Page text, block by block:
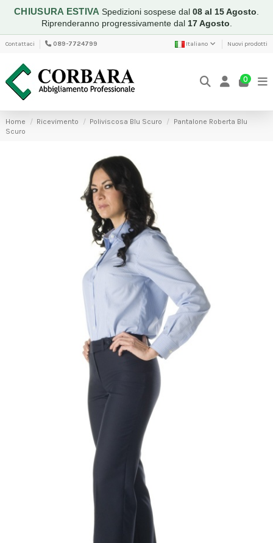
CHIUSURA ESTIVA Spedizioni sospese dal 08 al 15 Agosto
Riprenderanno progressivamente dal 17 Agosto
Contattaci 089-7724799 Italiano Nuovi prodotti
0
Home Ricevimento Poliviscosa Blu Scuro
Pantalone Roberta Blu
Scuro